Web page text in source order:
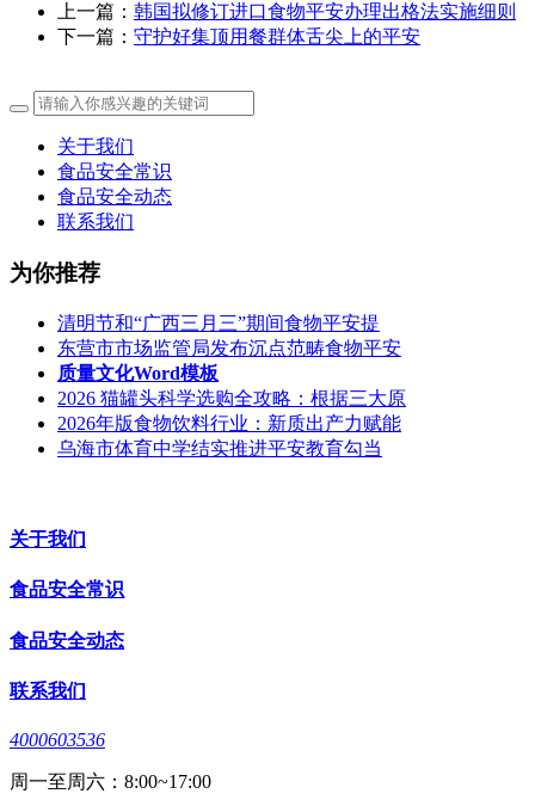
上一篇： 韩国拟修订进口食物平安办理出格法实施细则
下一篇： 守护好集顶用餐群体舌尖上的平安
关于我们
食品安全常识
食品安全动态
联系我们
为你推荐
清明节和“广西三月三”期间食物平安提
东营市市场监管局发布沉点范畴食物平安
质量文化Word模板
2026 猫罐头科学选购全攻略：根据三大原
2026年版食物饮料行业：新质出产力赋能
乌海市体育中学结实推进平安教育勾当
关于我们
食品安全常识
食品安全动态
联系我们
4000603536
周一至周六：8:00~17:00